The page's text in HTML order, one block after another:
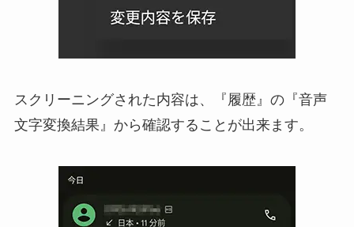
スクリーニングされた内容は、『履歴』の『音声
文字変換結果』から確認することが出来ます。